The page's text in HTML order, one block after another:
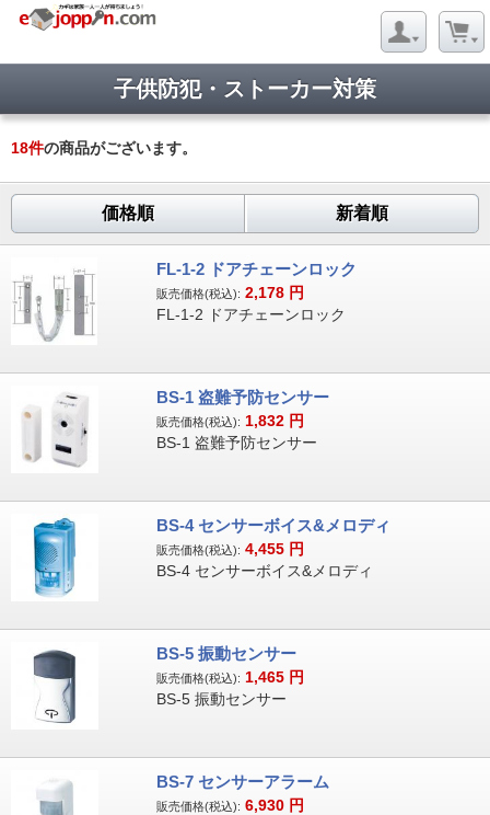
子供防犯・ストーカー対策
18件の商品がございます。
価格順 新着順
FL-1-2 ドアチェーンロック
販売価格(税込): 2,178 円
FL-1-2 ドアチェーンロック
BS-1 盗難予防センサー
販売価格(税込): 1,832 円
BS-1 盗難予防センサー
BS-4 センサーボイス&メロディ
販売価格(税込): 4,455 円
BS-4 センサーボイス&メロディ
BS-5 振動センサー
販売価格(税込): 1,465 円
BS-5 振動センサー
BS-7 センサーアラーム
販売価格(税込): 6,930 円